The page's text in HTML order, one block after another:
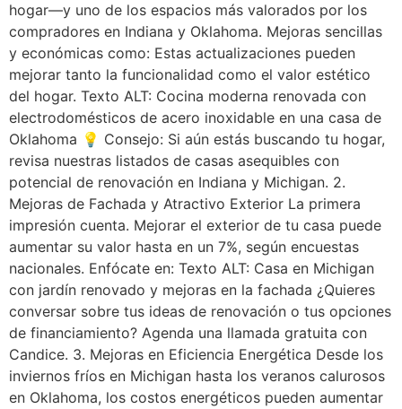
hogar—y uno de los espacios más valorados por los
compradores en Indiana y Oklahoma. Mejoras sencillas
y económicas como: Estas actualizaciones pueden
mejorar tanto la funcionalidad como el valor estético
del hogar. Texto ALT: Cocina moderna renovada con
electrodomésticos de acero inoxidable en una casa de
Oklahoma 💡 Consejo: Si aún estás buscando tu hogar,
revisa nuestras listados de casas asequibles con
potencial de renovación en Indiana y Michigan. 2.
Mejoras de Fachada y Atractivo Exterior La primera
impresión cuenta. Mejorar el exterior de tu casa puede
aumentar su valor hasta en un 7%, según encuestas
nacionales. Enfócate en: Texto ALT: Casa en Michigan
con jardín renovado y mejoras en la fachada ¿Quieres
conversar sobre tus ideas de renovación o tus opciones
de financiamiento? Agenda una llamada gratuita con
Candice. 3. Mejoras en Eficiencia Energética Desde los
inviernos fríos en Michigan hasta los veranos calurosos
en Oklahoma, los costos energéticos pueden aumentar